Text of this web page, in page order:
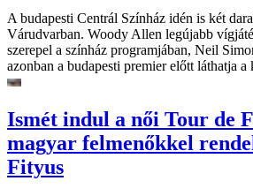
A budapesti Centrál Színház idén is két
Várudvarban. Woody Allen legújabb
szerepel a színház programjában, Neil
azonban a budapesti premier előtt láthatja a
Ismét indul a női Tour de
magyar felmenőkkel
Fityus